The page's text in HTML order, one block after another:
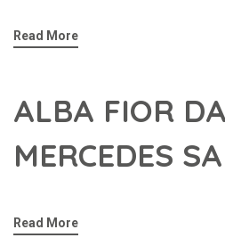
Read More
ALBA FIOR
MERCEDES
Read More